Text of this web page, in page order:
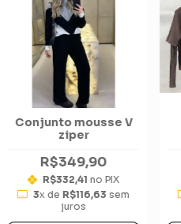
Conjunto mousse V
ziper
R$349,90
R$332,41 no PIX
3x deR$116,63 sem
juros